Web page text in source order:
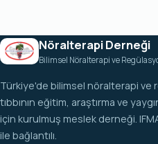
Nöralterapi Derneği
Bilimsel Nöralterapi ve
Türkiye'de bilimsel nöralterapi ve
tıbbının eğitim, araştırma ve
için kurulmuş meslek derneği.
ile bağlantılı.